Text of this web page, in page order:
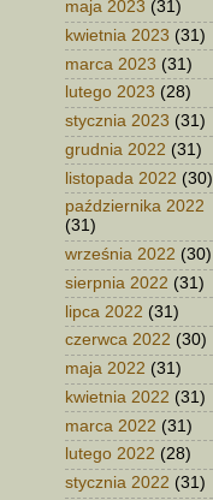
maja 2023 (31)
kwietnia 2023 (31)
marca 2023 (31)
lutego 2023 (28)
stycznia 2023 (31)
grudnia 2022 (31)
listopada 2022 (30)
października 2022
(31)
września 2022 (30)
sierpnia 2022 (31)
lipca 2022 (31)
czerwca 2022 (30)
maja 2022 (31)
kwietnia 2022 (31)
marca 2022 (31)
lutego 2022 (28)
stycznia 2022 (31)